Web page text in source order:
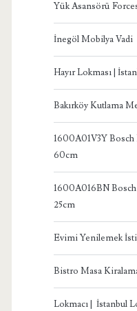
Yük Asansörü
İnegöl Mobilya Vadi
Hayır Lokması |
Bakırköy Kutlama
1600A01V3Y
60cm
1600A016BN
25cm
Evimi Yenilemek
Bistro Masa
Lokmacı | İstanbul